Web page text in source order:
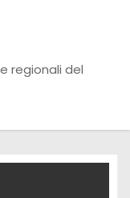
regionali del